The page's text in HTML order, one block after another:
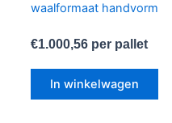
waalformaat handvorm
€1.000,56per pallet
In winkelwagen